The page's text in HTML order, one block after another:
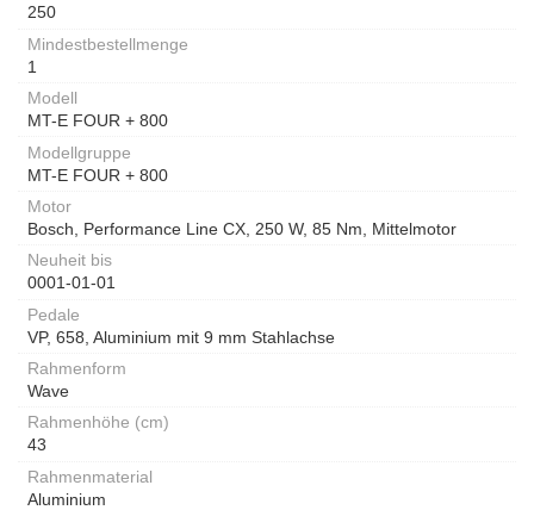
250
Mindestbestellmenge
1
Modell
MT-E FOUR + 800
Modellgruppe
MT-E FOUR + 800
Motor
Bosch, Performance Line CX, 250 W, 85 Nm, Mittelmotor
Neuheit bis
0001-01-01
Pedale
VP, 658, Aluminium mit 9 mm Stahlachse
Rahmenform
Wave
Rahmenhöhe (cm)
43
Rahmenmaterial
Aluminium